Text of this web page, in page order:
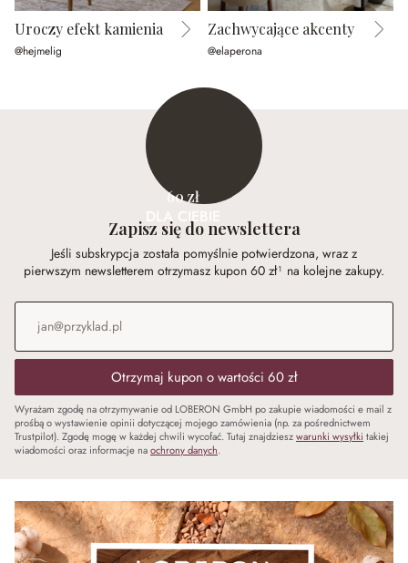
Uroczy efekt kamienia
@hejmelig
Zachwycające akcenty
@elaperona
60 zł
DLA CIEBIE
Zapisz się do newslettera
Jeśli subskrypcja została pomyślnie potwierdzona, wraz z
pierwszym newsletterem otrzymasz kupon 60 zł¹ na kolejne zakupy.
Adres e-mail
Otrzymaj kupon o wartości 60 zł
Wyrażam zgodę na otrzymywanie od LOBERON GmbH po zakupie wiadomości e mail z
prośbą o wystawienie opinii dotyczącej mojego zamówienia (np. za pośrednictwem
Trustpilot). Zgodę mogę w każdej chwili wycofać. Tutaj znajdzieszwarunki wysyłki takiej
wiadomości oraz informacje naochrony danych.